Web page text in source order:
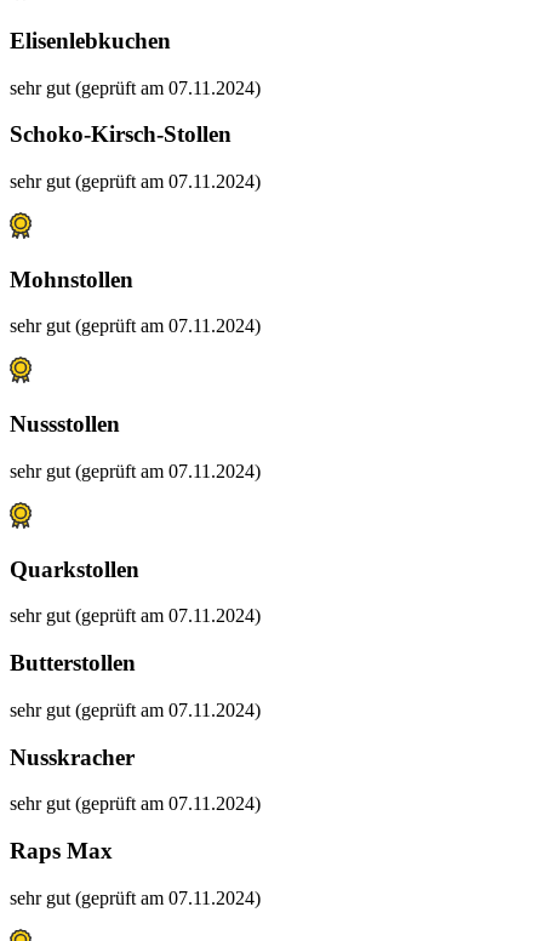
Elisenlebkuchen
sehr gut (geprüft am 07.11.2024)
Schoko-Kirsch-Stollen
sehr gut (geprüft am 07.11.2024)
Mohnstollen
sehr gut (geprüft am 07.11.2024)
Nussstollen
sehr gut (geprüft am 07.11.2024)
Quarkstollen
sehr gut (geprüft am 07.11.2024)
Butterstollen
sehr gut (geprüft am 07.11.2024)
Nusskracher
sehr gut (geprüft am 07.11.2024)
Raps Max
sehr gut (geprüft am 07.11.2024)